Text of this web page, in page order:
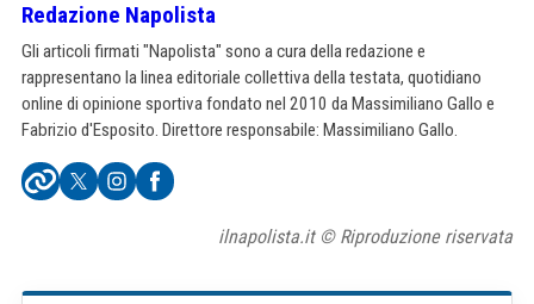
Redazione Napolista
Gli articoli firmati "Napolista" sono a cura della redazione e
rappresentano la linea editoriale collettiva della testata, quotidiano
online di opinione sportiva fondato nel 2010 da Massimiliano Gallo e
Fabrizio d'Esposito. Direttore responsabile: Massimiliano Gallo.
ilnapolista.it © Riproduzione riservata